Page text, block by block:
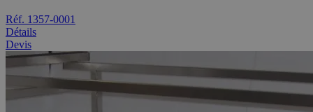
Réf. 1357-0001
Détails
Devis